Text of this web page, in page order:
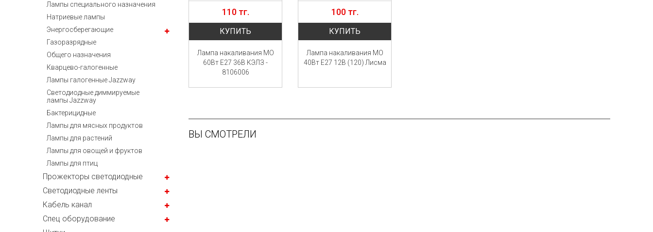
Лампы специального назначения
Натриевые лампы
Энергосберегающие
Газоразрядные
Общего назначения
Кварцево-галогенные
Лампы галогенные Jazzway
Светодиодные диммируемые
лампы Jazzway
Бактерицидные
Лампы для мясных продуктов
Лампы для растений
Лампы для овощей и фруктов
Лампы для птиц
Прожекторы светодиодные
Светодиодные ленты
Кабель канал
Спец оборудование
110 тг.
КУПИТЬ
Лампа накаливания МО
60Вт E27 36В КЭЛЗ -
8106006
100 тг.
КУПИТЬ
Лампа накаливания МО
40Вт E27 12В (120) Лисма
ВЫ СМОТРЕЛИ